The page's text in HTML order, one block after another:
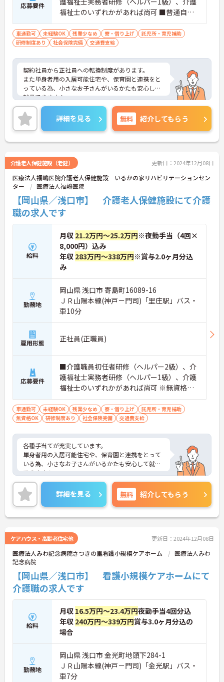
応募要件
福祉士のいずれかがあれば尚可 ■普通自動
車運転免許 ※未経験相談可
車通勤可 未経験OK 残業少なめ 寮・借り上げ
託児所・育児補助
研修制度あり
社会保険完備 交通費支給
契約社員から正社員への転換制度があります。
また単身者用の入居可能住宅や、保育園と連携をと
っている為、小さなお子さんがいるかたも安心して
就業できます！
ご興味ある方には、面接対策ポイントなど、さらに
詳細をお話しいたしますのでお気軽にご相談くださ
い！
詳細を見る 無料 紹介してもらう
介護老人保健施設（老健） 更新日：2024年12月08日
医療法人福嶋医院介護老人保健施設 いるかの家リハビリテーションセン
ター
医療法人福嶋医院
【岡山県／浅口市】 介護老人保健施設にて介護
職の求人です
給料
月収 21.2万円～25.2万円※夜勤手当（4回×
8,000円）込み
年収 283万円～338万円※賞与2.0ヶ月分込
み
勤務地
岡山県 浅口市 寄島町16089-16
ＪＲ山陽本線(神戸－門司)「里庄駅」バス・
車10分
雇用形態 正社員(正職員)
応募要件
■介護職員初任者研修（ヘルパー2級）、介
護福祉士実務者研修（ヘルパー1級）、介護
福祉士のいずれかがあれば尚可 ※無資格・
未経験相談可
車通勤可 未経験OK 残業少なめ 寮・借り上げ
託児所・育児補助
無資格OK
研修制度あり 社会保険完備 交通費支給
各種手当てが充実しています。
単身者用の入居可能住宅や、保育園と連携をとって
いる為、小さなお子さんがいるかたも安心して就業
できます！
ご興味ある方には、面接対策ポイントなど、さらに
詳細をお話しいたしますのでお気軽にご相談くださ
い！
詳細を見る 無料 紹介してもらう
ケアハウス・高齢者住宅他 更新日：2024年12月08日
医療法人みわ記念病院さつきの里看護小規模ケアホーム
医療法人みわ
記念病院
【岡山県／浅口市】 看護小規模ケアホームにて
介護職の求人です
給料
月収 16.5万円～23.4万円夜勤手当4回分込
年収 240万円～339万円賞与3.0ヶ月分込の
場合
勤務地
岡山県 浅口市 金光町地頭下284-1
ＪＲ山陽本線(神戸－門司)「金光駅」バス・
車7分